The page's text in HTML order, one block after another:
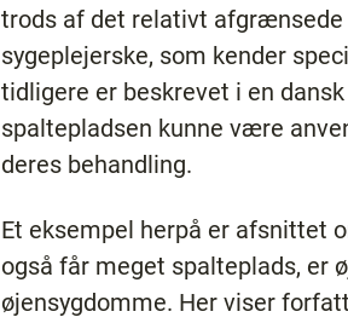
trods af det relativt afgrænsede
sygeplejerske, som kender
tidligere er beskrevet i en
spaltepladsen kunne være
deres behandling.
Et eksempel herpå er afsnittet
også får meget spalteplads, er
øjensygdomme. Her viser